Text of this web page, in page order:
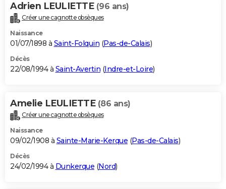
Adrien LEULIETTE (96 ans)
Créer une cagnotte obsèques
Naissance
01/07/1898 à Saint-Folquin (Pas-de-Calais)
Décès
22/08/1994 à Saint-Avertin (Indre-et-Loire)
Amelie LEULIETTE (86 ans)
Créer une cagnotte obsèques
Naissance
09/02/1908 à Sainte-Marie-Kerque (Pas-de-Calais)
Décès
24/02/1994 à Dunkerque (Nord)